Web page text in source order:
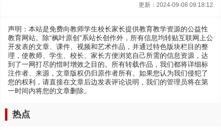
更新：2024-09-08 09:18:12
声明：本站是免费向教师学生校长家长提供教育教学资源的公益性
教育网站。除“枫叶原创”系站长创作外，所有信息均转贴互联网上公
开发表的文章、课件、视频和艺术作品，并通过特色版块栏目的整
理，使教师、学生、校长、家长方便浏览自己所需的信息资源，达
到了一网打尽的惜时增效之目的。所有转载作品，我们都将详细标
注作者、来源，文章版权仍归原作者所有。如果您认为我们侵犯了
您的权利，请直接在文章后边发表评论说明，我们的管理员将在第
一时间内将您的文章删除。
热点